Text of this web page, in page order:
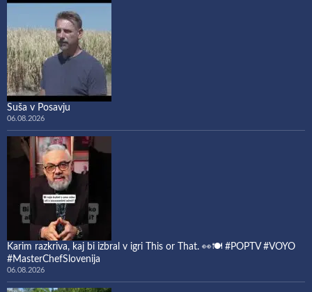
Suša v Posavju
06.08.2026
Karim razkriva, kaj bi izbral v igri This or That. 👀🍽️ #POPTV #VOYO
#MasterChefSlovenija
06.08.2026